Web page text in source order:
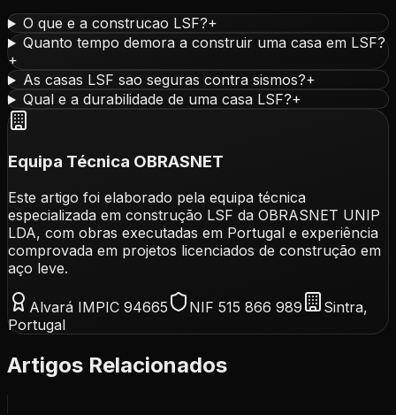
O que e a construcao LSF?+
Quanto tempo demora a construir uma casa em LSF?
+
As casas LSF sao seguras contra sismos?+
Qual e a durabilidade de uma casa LSF?+
Equipa Técnica OBRASNET
Este artigo foi elaborado pela equipa técnica
especializada em construção LSF da OBRASNET UNIP
LDA, com obras executadas em Portugal e experiência
comprovada em projetos licenciados de construção em
aço leve.
Alvará IMPIC 94665 NIF 515 866 989
Sintra,
Portugal
Artigos Relacionados